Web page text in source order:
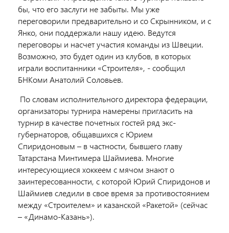
бы, что его заслуги не забыты. Мы уже
переговорили предварительно и со Скрынником, и с
Янко, они поддержали нашу идею. Ведутся
переговоры и насчет участия команды из Швеции.
Возможно, это будет один из клубов, в которых
играли воспитанники «Строителя», - сообщил
БНКоми Анатолий Соловьев.
По словам исполнительного директора федерации,
организаторы турнира намерены пригласить на
турнир в качестве почетных гостей ряд экс-
губернаторов, общавшихся с Юрием
Спиридоновым – в частности, бывшего главу
Татарстана Минтимера Шаймиева. Многие
интересующиеся хоккеем с мячом знают о
заинтересованности, с которой Юрий Спиридонов и
Шаймиев следили в свое время за противостоянием
между «Строителем» и казанской «Ракетой» (сейчас
– «Динамо-Казань»).